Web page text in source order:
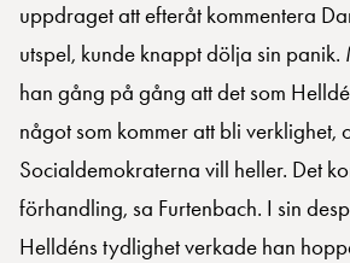
uppdraget att efteråt kommentera
utspel, kunde knappt dölja sin panik.
han gång på gång att det som
något som kommer att bli verklighet,
Socialdemokraterna vill heller. Det
förhandling, sa Furtenbach. I sin
Helldéns tydlighet verkade han